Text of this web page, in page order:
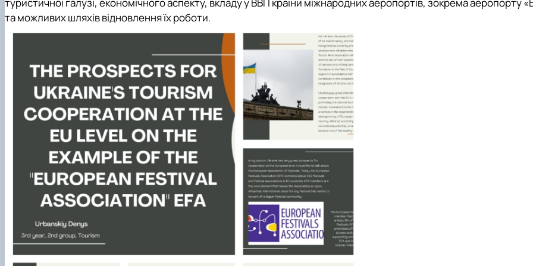
туристичної галузі, економічного аспекту, вкладу у ВВП країни міжнародних аеропортів, зокрема аеропорту
та можливих шляхів відновлення їх роботи.